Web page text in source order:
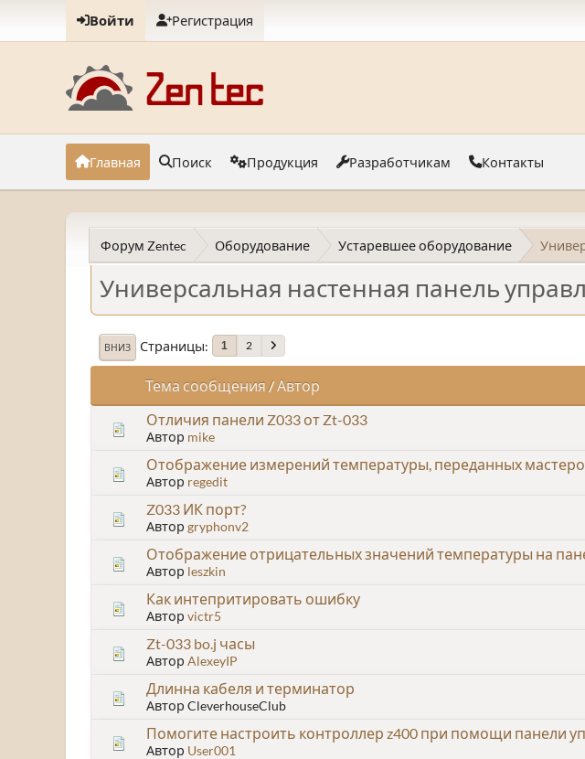
Войти Регистрация
Главная Поиск Продукция Разработчикам Контакты
Форум Zentec Оборудование Устаревшее оборудование
Универсальная настенная панель
ВНИЗ Страницы 1 2
Тема сообщения / Автор
Отличия панели Z033 от Zt-033
Автор mike
Отображение измерений температуры, переданных
Автор regedit
Z033 ИК порт?
Автор gryphonv2
Отображение отрицательных значений температуры на
Автор leszkin
Как интепритировать ошибку
Автор victr5
Zt-033 bo.j часы
Автор AlexeyIP
Длинна кабеля и терминатор
Автор CleverhouseClub
Помогите настроить контроллер z400 при помощи панели
Автор User001